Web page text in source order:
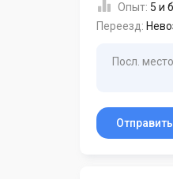
Опыт: 5 и
Переезд:
Посл.